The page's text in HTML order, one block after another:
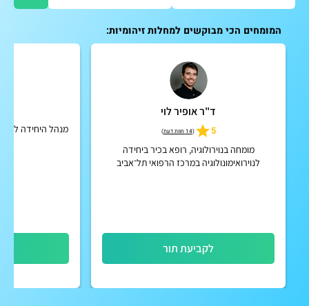
המומחים הכי מבוקשים למחלות זיהומיות:
ד"ר אופיר לוי
5
(14 חוות דעת )
מומחה בנוירולוגיה, רופא בכיר ביחידה
לנוירואימונולוגיה במרכז הרפואי תל־אביב
לקביעת תור
מנהל היחידה